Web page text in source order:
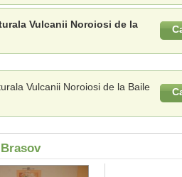
Vulcanii Noroiosi de la
Vulcanii Noroiosi de la Baile